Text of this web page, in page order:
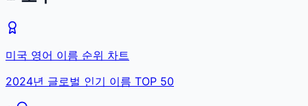
미국 영어 이름 순위 차트
2024년 글로벌 인기 이름 TOP 50